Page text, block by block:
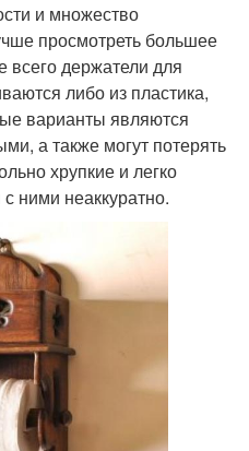
и множество
просмотреть большее
всего держатели для
либо из пластика,
варианты являются
а также могут потерять
хрупкие и легко
ними неаккуратно.